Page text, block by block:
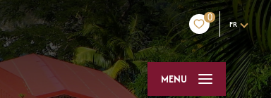
0
FR
MENU